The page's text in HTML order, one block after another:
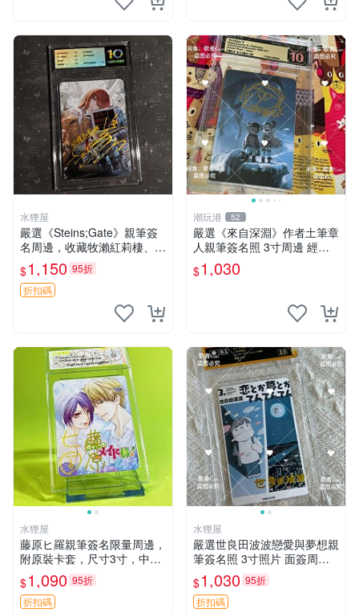
水狸屋
嚴選《Steins;Gate》親筆簽
名周邊，收藏牧瀨紅莉棲、椎
名真由理、菲利斯喵喵人氣卡
牌 簽字照片 牧瀨紅莉棲 椎名
真由理
$1,150 95折
折扣碼
潮玩港 52
嚴選《來自深淵》作者土筆章
人親筆簽名照 3寸周邊 經典
卡磚 相片拍賣 深淵 Made in
Abyss 土筆章人 照片
$1,030
水狸屋
藤原ヒ羅親筆簽名限量周邊，
附原裝卡套，尺寸3寸，中古
輕瑕 會長大人 親筆 簽名 周
邊 卡套 3寸 中古初瑕
$1,090 95折
折扣碼
水狸屋
嚴選世良田波波戀愛與夢想親
筆簽名照 3寸照片 面簽周邊
照片卡磚
$1,030 95折
折扣碼